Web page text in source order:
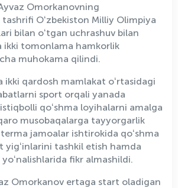
Omorkanovning
Oʻzbekiston Milliy Olimpiya
bilan oʻtgan uchrashuv bilan
ikki tomonlama hamkorlik
muhokama qilindi.
ikki qardosh mamlakat oʻrtasidagi
sport orqali yanada
qoʻshma loyihalarni amalga
musobaqalarga tayyorgarlik
jamoalar ishtirokida qoʻshma
yigʻinlarini tashkil etish hamda
fikr almashildi.
Omorkanov ertaga start oladigan